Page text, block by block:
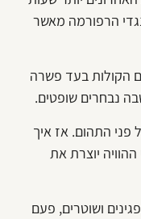
הרפורמה מאשר
הקולות בעד פשרה
נבחרים שופטים.
פני התהום. אז איך
יוצרת את
ושוטרים, פעם